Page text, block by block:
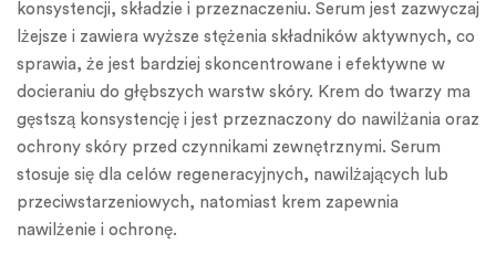
konsystencji, składzie i przeznaczeniu. Serum jest zazwyczaj
lżejsze i zawiera wyższe stężenia składników aktywnych, co
sprawia, że jest bardziej skoncentrowane i efektywne w
docieraniu do głębszych warstw skóry. Krem do twarzy ma
gęstszą konsystencję i jest przeznaczony do nawilżania oraz
ochrony skóry przed czynnikami zewnętrznymi. Serum
stosuje się dla celów regeneracyjnych, nawilżających lub
przeciwstarzeniowych, natomiast krem zapewnia
nawilżenie i ochronę.